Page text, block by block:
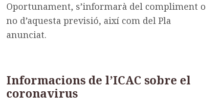
Oportunament, s’informarà del compliment o
no d’aquesta previsió, així com del Pla
anunciat.
Informacions de l’ICAC sobre el
coronavirus